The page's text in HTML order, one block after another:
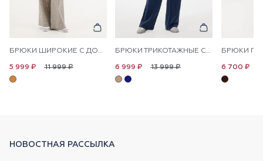
БРЮКИ ШИРОКИЕ С ДОБАВЛЕНИЕМ ЛЬНА НА КУЛИСКЕ
11 999 ₽
5 999 ₽
БРЮКИ ТРИКОТАЖНЫЕ СО СТРЕЛКАМИ
13 999 ₽
6 999 ₽ 6 700 ₽
НОВОСТНАЯ РАССЫЛКА